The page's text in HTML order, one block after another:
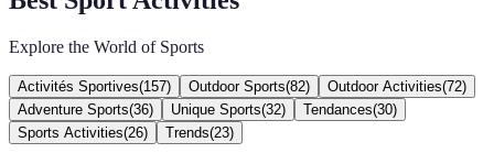
Explore the World of Sports
Activités Sportives(157) Outdoor Sports(82) Outdoor Activities(72)
Adventure Sports(36) Unique Sports(32) Tendances(30)
Sports Activities(26) Trends(23)